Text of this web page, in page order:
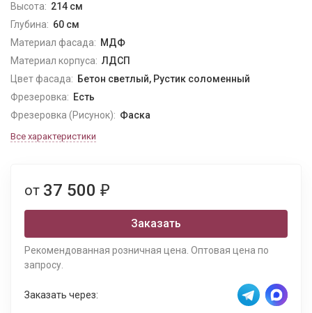
Высота: 214 см
Глубина: 60 см
Материал фасада: МДФ
Материал корпуса: ЛДСП
Цвет фасада:
Бетон светлый, Рустик соломенный
Фрезеровка: Есть
Фрезеровка (Рисунок): Фаска
Все характеристики
от 37 500 ₽
Заказать
Рекомендованная розничная цена. Оптовая цена по
запросу.
Заказать через: